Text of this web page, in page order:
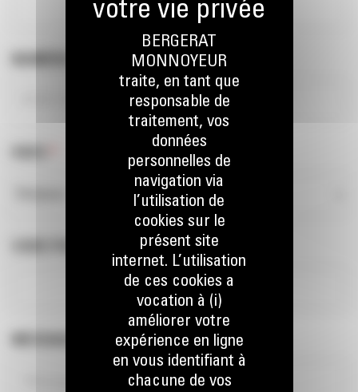
BERGERAT
MONNOYEUR
traite, en tant que
responsable de
traitement, vos
données
personnelles de
navigation via
l’utilisation de
cookies sur le
présent site
internet. L’utilisation
de ces cookies a
vocation à (i)
améliorer votre
expérience en ligne
en vous identifiant à
chacune de vos